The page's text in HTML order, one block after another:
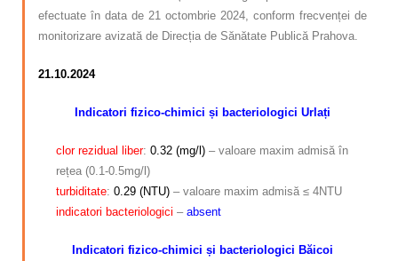
efectuate în data de 21 octombrie 2024, conform frecvenței de
monitorizare avizată de Direcția de Sănătate Publică Prahova.
21.10.2024
Indicatori fizico-chimici și bacteriologici Urlați
clor rezidual liber: 0.32 (mg/l) – valoare maxim admisă în
rețea (0.1-0.5mg/l)
turbiditate: 0.29 (NTU) – valoare maxim admisă ≤ 4NTU
indicatori bacteriologici – absent
Indicatori fizico-chimici și bacteriologici Băicoi